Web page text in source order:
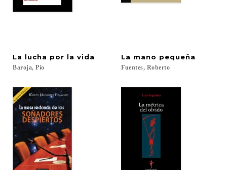
La lucha por la vida
Baroja, Pío
La mano pequeña
Fuentes, Roberto